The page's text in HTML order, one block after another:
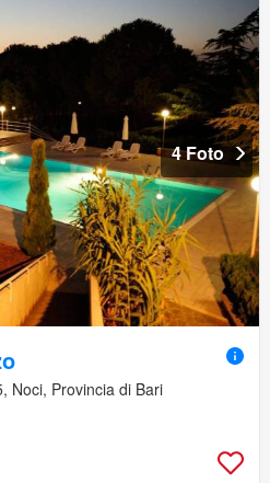
4 Foto
Noci, Provincia di Bari